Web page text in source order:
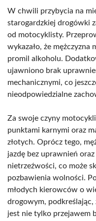
W chwili przybycia na
starogardzkiej drogówki
od motocyklisty.
wykazało, że mężczyzna
promil alkoholu.
ujawniono brak
mechanicznymi, co
nieodpowiedzialne
Za swoje czyny
punktami karnymi oraz
złotych. Oprócz tego,
jazdę bez uprawnień
nietrzeźwości, co może
pozbawienia wolności.
młodych kierowców o
drogowym, podkreślając,
jest nie tylko przejawem